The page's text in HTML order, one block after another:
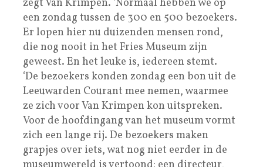
zegt Van Krimpen. ‘Normaal hebben we op
een zondag tussen de 300 en 500 bezoekers.
Er lopen hier nu duizenden mensen rond,
die nog nooit in het Fries Museum zijn
geweest. En het leuke is, iedereen stemt.
‘De bezoekers konden zondag een bon uit de
Leeuwarden Courant mee nemen, waarmee
ze zich voor Van Krimpen kon uitspreken.
Voor de hoofdingang van het museum vormt
zich een lange rij. De bezoekers maken
grapjes over iets, wat nog niet eerder in de